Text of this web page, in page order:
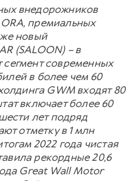
внедорожников
премиальных
новый
(SALOON) – в
современных
в более чем 60
GWM входят 80
включает более 60
лет подряд
отметку в 1 млн
2022 года чистая
рекордные 20,6
Great Wall Motor